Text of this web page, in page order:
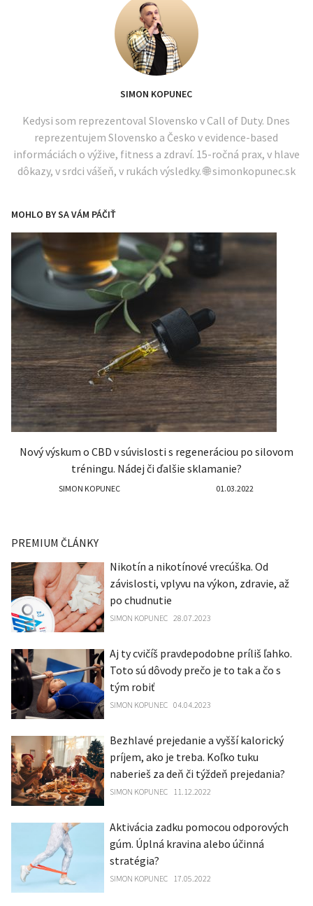
SIMON KOPUNEC
Kedysi som reprezentoval Slovensko v Call of Duty. Dnes
reprezentujem Slovensko a Česko v evidence-based
informáciách o výžive, fitness a zdraví. 15-ročná prax, v hlave
dôkazy, v srdci vášeň, v rukách výsledky. 🌐 simonkopunec.sk
MOHLO BY SA VÁM PÁČIŤ
Nový výskum o CBD v súvislosti s regeneráciou po silovom
tréningu. Nádej či ďalšie sklamanie?
SIMON KOPUNEC 01.03.2022
PREMIUM ČLÁNKY
Nikotín a nikotínové vrecúška. Od
závislosti, vplyvu na výkon, zdravie, až
po chudnutie
SIMON KOPUNEC 28.07.2023
Aj ty cvičíš pravdepodobne príliš ľahko.
Toto sú dôvody prečo je to tak a čo s
tým robiť
SIMON KOPUNEC 04.04.2023
Bezhlavé prejedanie a vyšší kalorický
príjem, ako je treba. Koľko tuku
naberieš za deň či týždeň prejedania?
SIMON KOPUNEC 11.12.2022
Aktivácia zadku pomocou odporových
gúm. Úplná kravina alebo účinná
stratégia?
SIMON KOPUNEC 17.05.2022